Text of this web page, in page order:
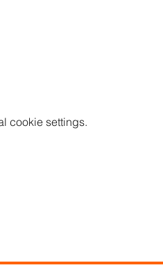
cookie settings.